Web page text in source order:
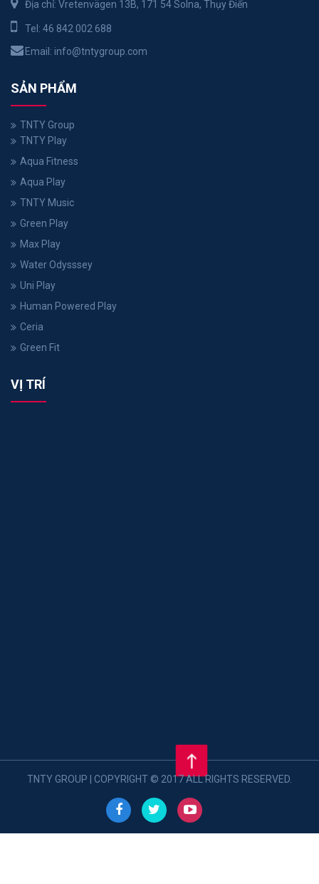
Địa chỉ: Vretenvägen 13B, 171 54 Solna, Thụy Điển
Tel: 46 842 002 688
Email: info@tntygroup.com
SẢN PHẨM
TNTY Group
TNTY Play
Aqua Fitness
Aqua Play
TNTY Music
Green Play
Max Play
Water Odysssey
Uni Play
Human Powered Play
Ceria
Green Fit
VỊ TRÍ
TNTY GROUP | COPYRIGHT © 2017 ALL RIGHTS RESERVED.